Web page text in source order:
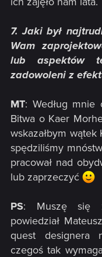
7. Jaki był
Wam
lub aspektów
zadowoleni z
MT: Według mnie
Bitwa o Kaer
wskazałbym
spędziliśmy
pracował nad
lub zaprzeczyć
PS: Muszę się
powiedział
quest designera
czegoś tak